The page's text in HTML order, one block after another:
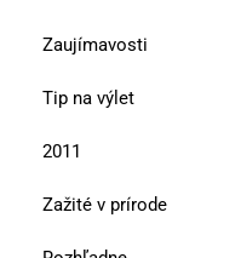
Zaujímavosti
Tip na výlet
2011
Zažité v prírode